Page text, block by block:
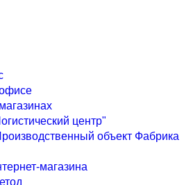
центр"
объект Фабрика
магазина